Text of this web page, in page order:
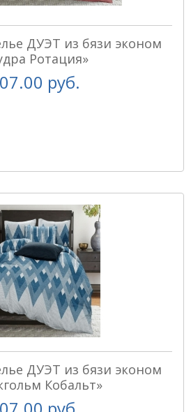
ДУЭТ из бязи эконом
Ротация»
руб.
ДУЭТ из бязи эконом
Кобальт»